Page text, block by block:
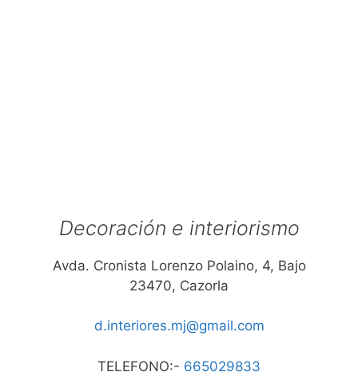
Decoración e interiorismo
Avda. Cronista Lorenzo Polaino, 4, Bajo
23470, Cazorla
d.interiores.mj@gmail.com
TELEFONO:- 665029833